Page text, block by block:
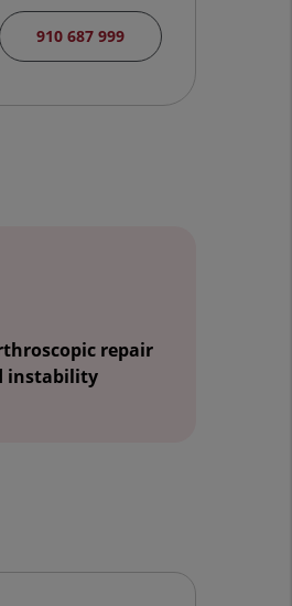
910 687 999
repair
instability